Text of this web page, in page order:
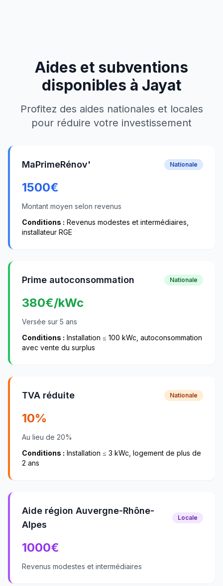
Aides et subventions
disponibles à Jayat
Profitez des aides nationales et locales
pour réduire votre investissement
MaPrimeRénov' Nationale
1500€
Montant moyen selon revenus
Conditions : Revenus modestes et intermédiaires,
installateur RGE
Prime autoconsommation Nationale
380€/kWc
Versée sur 5 ans
Conditions : Installation ≤ 100 kWc, autoconsommation
avec vente du surplus
TVA réduite Nationale
10%
Au lieu de 20%
Conditions : Installation ≤ 3 kWc, logement de plus de
2 ans
Aide région Auvergne-Rhône-
Alpes
Locale
1000€
Revenus modestes et intermédiaires